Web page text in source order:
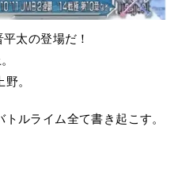
太の登場だ！
。
ルライム全て書き起こす。